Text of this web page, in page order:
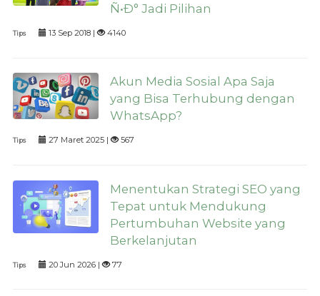
Ñ•Ð° Jadi Pilihan
Tips 13 Sep 2018 | 4140
Akun Media Sosial Apa Saja
yang Bisa Terhubung dengan
WhatsApp?
Tips 27 Maret 2025 | 567
Menentukan Strategi SEO yang
Tepat untuk Mendukung
Pertumbuhan Website yang
Berkelanjutan
Tips 20 Jun 2026 | 77